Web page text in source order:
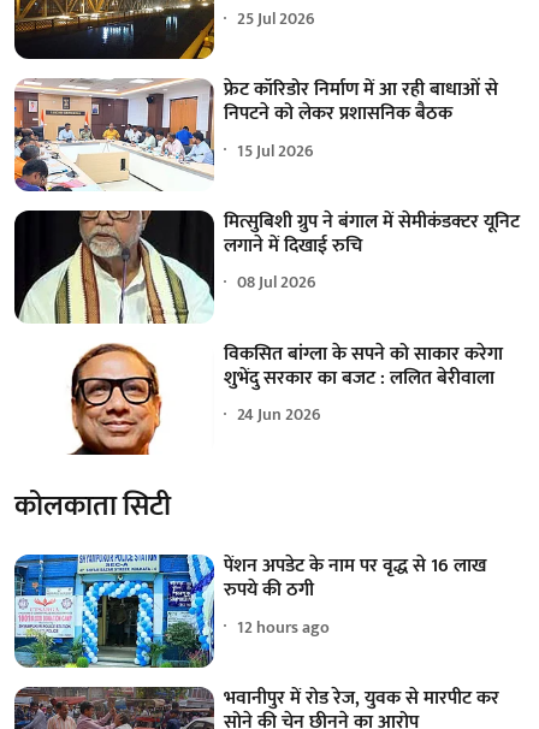
25 Jul 2026
फ्रेट कॉरिडोर निर्माण में आ रही बाधाओं से
निपटने को लेकर प्रशासनिक बैठक
15 Jul 2026
मित्सुबिशी ग्रुप ने बंगाल में सेमीकंडक्टर यूनिट
लगाने में दिखाई रुचि
08 Jul 2026
विकसित बांग्ला के सपने को साकार करेगा
शुभेंदु सरकार का बजट : ललित बेरीवाला
24 Jun 2026
कोलकाता सिटी
पेंशन अपडेट के नाम पर वृद्ध से 16 लाख
रुपये की ठगी
12 hours ago
भवानीपुर में रोड रेज, युवक से मारपीट कर
सोने की चेन छीनने का आरोप